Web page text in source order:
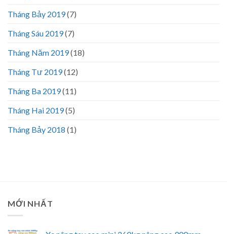
Tháng Bảy 2019(7)
Tháng Sáu 2019(7)
Tháng Năm 2019(18)
Tháng Tư 2019(12)
Tháng Ba 2019(11)
Tháng Hai 2019(5)
Tháng Bảy 2018 (1)
MỚI NHẤT